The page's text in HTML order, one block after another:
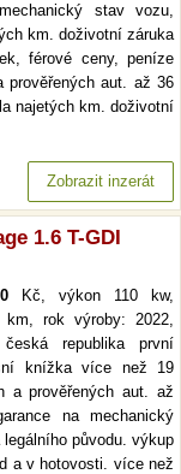
stav vozu,
km. doživotní záruka
férové ceny, peníze
aut. až 36
najetých km. doživotní
Zobrazit inzerát
1.6 T-GDI
Kč, výkon 110 kw,
km, rok výroby: 2022,
republika první
knížka více než 19
a prověřených aut. až
na mechanický
původu. výkup
a v hotovosti. více než